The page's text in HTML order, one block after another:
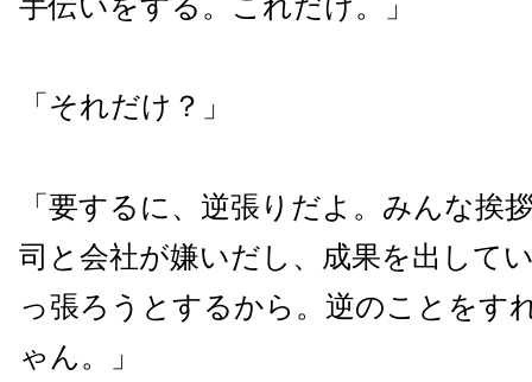
「それだけ？」
「要するに、逆張りだよ。みんな挨
司と会社が嫌いだし、成果を出して
っ張ろうとするから。逆のことをす
ゃん。」